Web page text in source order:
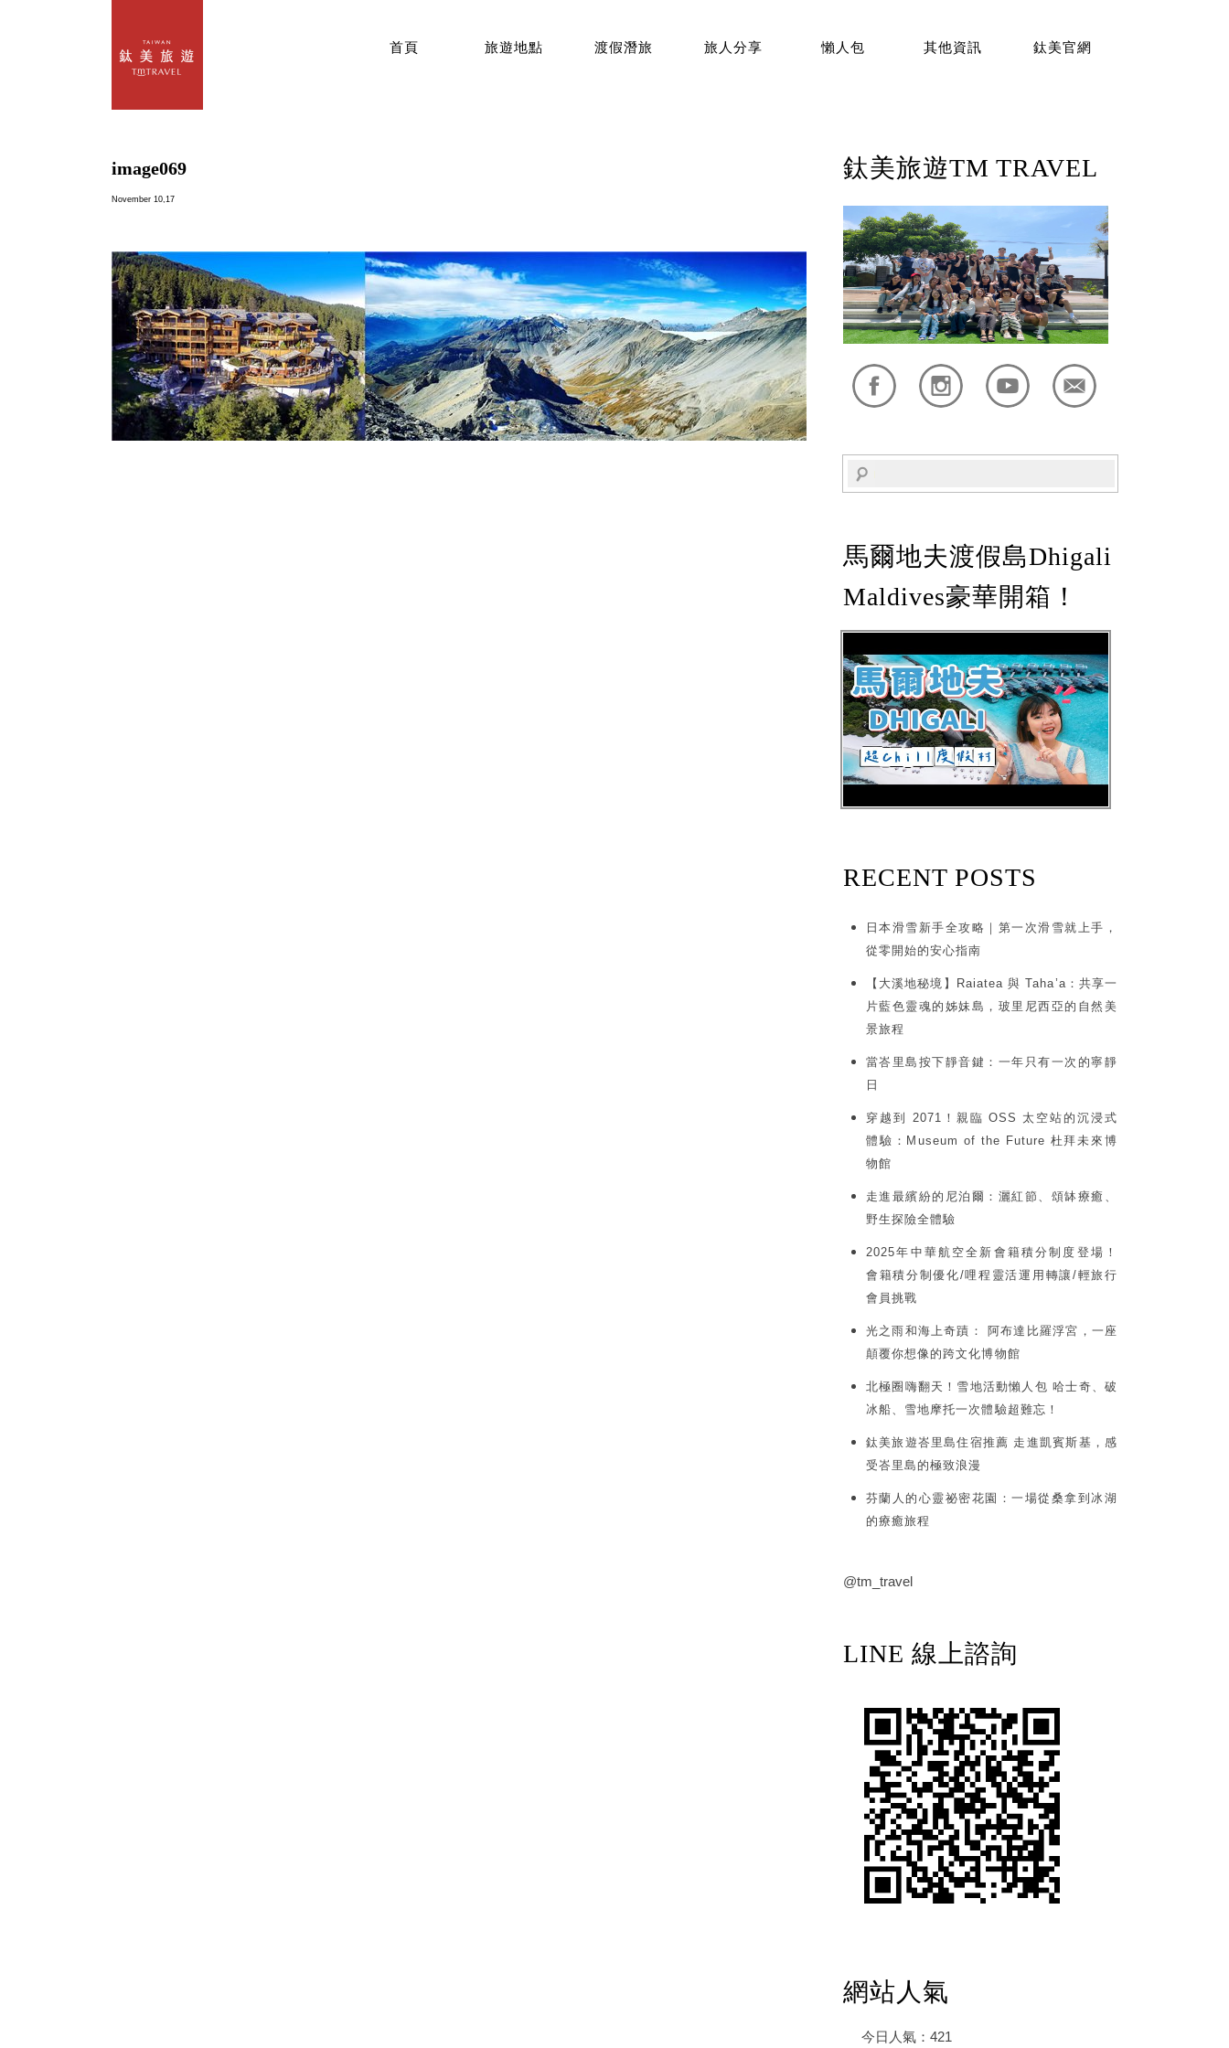
首頁 旅遊地點 渡假潛旅 旅人分享 懶人包 其他資訊 鈦美官網
image069
November 10,17
鈦美旅遊TM TRAVEL
馬爾地夫渡假島Dhigali
Maldives豪華開箱！
RECENT POSTS
日本滑雪新手全攻略｜第一次滑雪就上手，
從零開始的安心指南
【大溪地秘境】Raiatea 與 Taha’a：共享一
片藍色靈魂的姊妹島，玻里尼西亞的自然美
景旅程
當峇里島按下靜音鍵：一年只有一次的寧靜
日
穿越到 2071！親臨 OSS 太空站的沉浸式
體驗：Museum of the Future 杜拜未來博
物館
走進最繽紛的尼泊爾：灑紅節、頌缽療癒、
野生探險全體驗
2025年中華航空全新會籍積分制度登場！
會籍積分制優化/哩程靈活運用轉讓/輕旅行
會員挑戰
光之雨和海上奇蹟： 阿布達比羅浮宮，一座
顛覆你想像的跨文化博物館
北極圈嗨翻天！雪地活動懶人包 哈士奇、破
冰船、雪地摩托一次體驗超難忘！
鈦美旅遊峇里島住宿推薦 走進凱賓斯基，感
受峇里島的極致浪漫
芬蘭人的心靈祕密花園：一場從桑拿到冰湖
的療癒旅程
@tm_travel
LINE 線上諮詢
網站人氣
今日人氣： 421